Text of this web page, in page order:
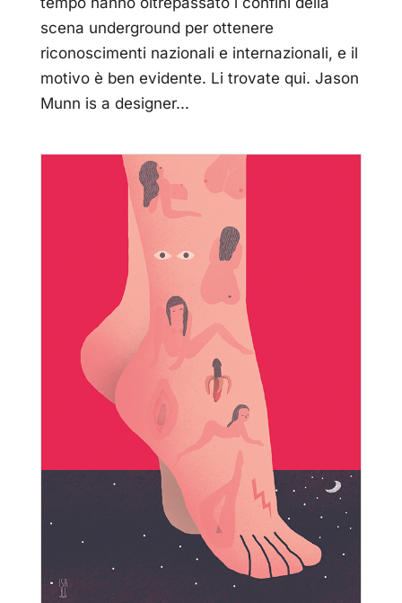
scena underground per ottenere
riconoscimenti nazionali e internazionali, e il
motivo è ben evidente. Li trovate qui. Jason
Munn is a designer...